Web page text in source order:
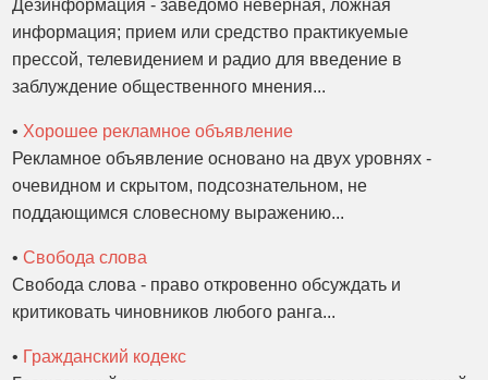
Дезинформация - заведомо неверная, ложная
информация; прием или средство практикуемые
прессой, телевидением и радио для введение в
заблуждение общественного мнения...
• Хорошее рекламное объявление
Рекламное объявление основано на двух уровнях -
очевидном и скрытом, подсознательном, не
поддающимся словесному выражению...
•Свобода слова
Свобода слова - право откровенно обсуждать и
критиковать чиновников любого ранга...
• Гражданский кодекс